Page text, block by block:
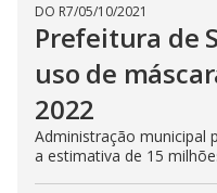
DO R7/05/10/2021
Prefeitura de
uso de
2022
Administração municipal
a estimativa de 15